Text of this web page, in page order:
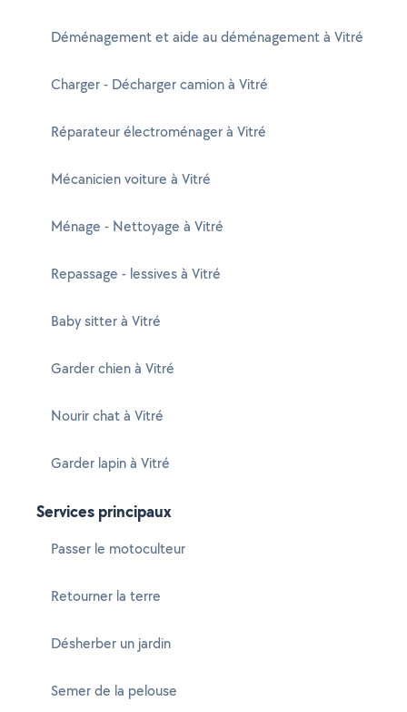
Déménagement et aide au déménagement à Vitré
Charger - Décharger camion à Vitré
Réparateur électroménager à Vitré
Mécanicien voiture à Vitré
Ménage - Nettoyage à Vitré
Repassage - lessives à Vitré
Baby sitter à Vitré
Garder chien à Vitré
Nourir chat à Vitré
Garder lapin à Vitré
Services principaux
Passer le motoculteur
Retourner la terre
Désherber un jardin
Semer de la pelouse